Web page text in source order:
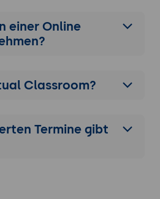
einer Online
Classroom?
Termine gibt